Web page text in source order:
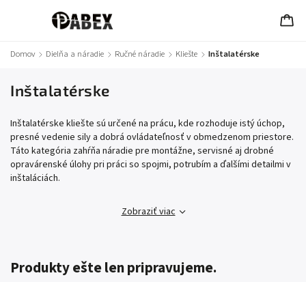
Domov / Dielňa a náradie / Ručné náradie / Kliešte / Inštalatérske
Inštalatérske
Inštalatérske kliešte sú určené na prácu, kde rozhoduje istý úchop,
presné vedenie sily a dobrá ovládateľnosť v obmedzenom priestore.
Táto kategória zahŕňa náradie pre montážne, servisné aj drobné
opravárenské úlohy pri práci so spojmi, potrubím a ďalšími detailmi v
inštaláciách.
Zobraziť viac
Produkty ešte len pripravujeme.